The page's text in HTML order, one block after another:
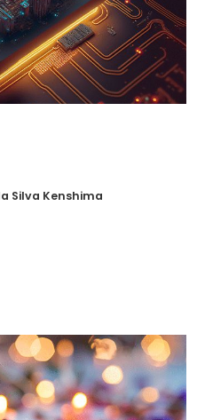
Silva Kenshima